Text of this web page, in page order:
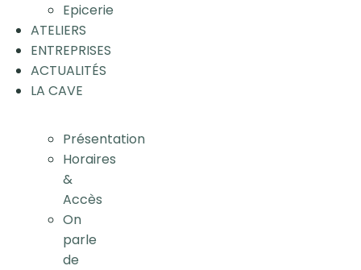
Epicerie
ATELIERS
ENTREPRISES
ACTUALITÉS
LA CAVE
Présentation
Horaires
&
Accès
On
parle
de